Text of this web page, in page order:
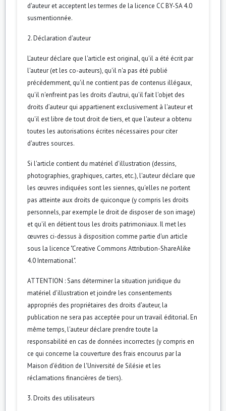
d'auteur et acceptent les termes de la licence CC BY-SA 4.0
susmentionnée.
2. Déclaration d'auteur
L'auteur déclare que l'article est original, qu'il a été écrit par
l'auteur (et les co-auteurs), qu'il n'a pas été publié
précédemment, qu'il ne contient pas de contenus illégaux,
qu'il n'enfreint pas les droits d'autrui, qu'il fait l'objet des
droits d’auteur qui appartienent exclusivement à l'auteur et
qu'il est libre de tout droit de tiers, et que l'auteur a obtenu
toutes les autorisations écrites nécessaires pour citer
d'autres sources.
Si l'article contient du matériel d'illustration (dessins,
photographies, graphiques, cartes, etc.), l'auteur déclare que
les œuvres indiquées sont les siennes, qu'elles ne portent
pas atteinte aux droits de quiconque (y compris les droits
personnels, par exemple le droit de disposer de son image)
et qu'il en détient tous les droits patrimoniaux. Il met les
œuvres ci-dessus à disposition comme partie d'un article
sous la licence "Creative Commons Attribution-ShareAlike
4.0 International".
ATTENTION : Sans déterminer la situation juridique du
matériel d'illustration et joindre les consentements
appropriés des propriétaires des droits d'auteur, la
publication ne sera pas acceptée pour un travail éditorial. En
même temps, l'auteur déclare prendre toute la
responsabilité en cas de données incorrectes (y compris en
ce qui concerne la couverture des frais encourus par la
Maison d'édition de l'Université de Silésie et les
réclamations financières de tiers).
3. Droits des utilisateurs